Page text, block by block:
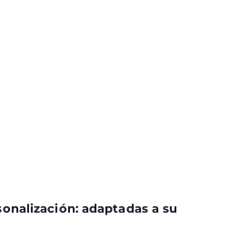
adaptadas a su